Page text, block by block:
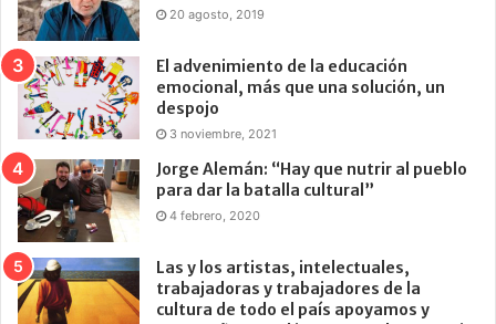
20 agosto, 2019
El advenimiento de la educación
emocional, más que una solución, un
despojo
3 noviembre, 2021
Jorge Alemán: “Hay que nutrir al pueblo
para dar la batalla cultural”
4 febrero, 2020
Las y los artistas, intelectuales,
trabajadoras y trabajadores de la
cultura de todo el país apoyamos y